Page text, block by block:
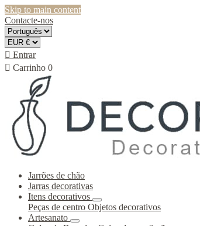
Skip to main content
Contacte-nos
 Entrar
 Carrinho 0
Jarrões de chão
Jarras decorativas
Itens decorativos
Peças de centro Objetos decorativos
Artesanato